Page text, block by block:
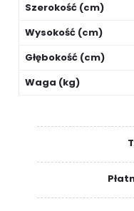
Szerokość (cm)
Wysokość (cm)
Głębokość (cm)
Waga (kg)